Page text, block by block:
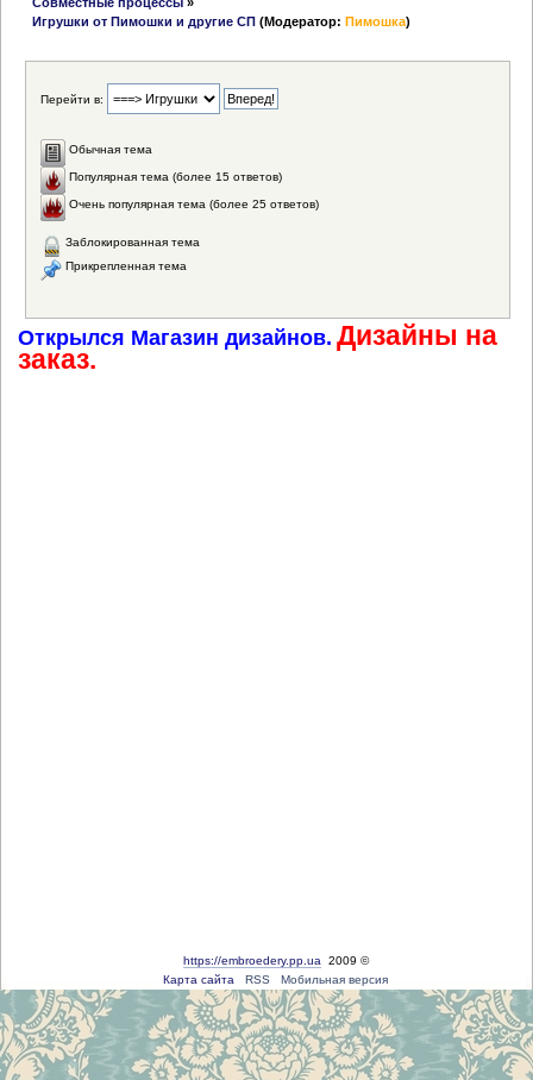
Совместные процессы »
Игрушки от Пимошки и другие СП (Модератор: Пимошка)
Перейти в:
Обычная тема
Популярная тема (более 15 ответов)
Очень популярная тема (более 25 ответов)
Заблокированная тема
Прикрепленная тема
Открылся Магазин дизайнов. Дизайны на
заказ.
https://embroedery.pp.ua 2009 ©
Карта сайта
RSS Мобильная версия